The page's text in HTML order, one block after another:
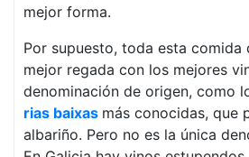
mejor forma.
Por supuesto, toda esta comida
mejor regada con los mejores
denominación de origen, como
rias baixas más conocidas, que
albariño. Pero no es la única